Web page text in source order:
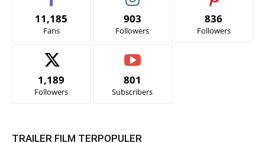
11,185
Fans
903
Followers
836
Followers
1,189
Followers
801
Subscribers
TRAILER FILM TERPOPULER